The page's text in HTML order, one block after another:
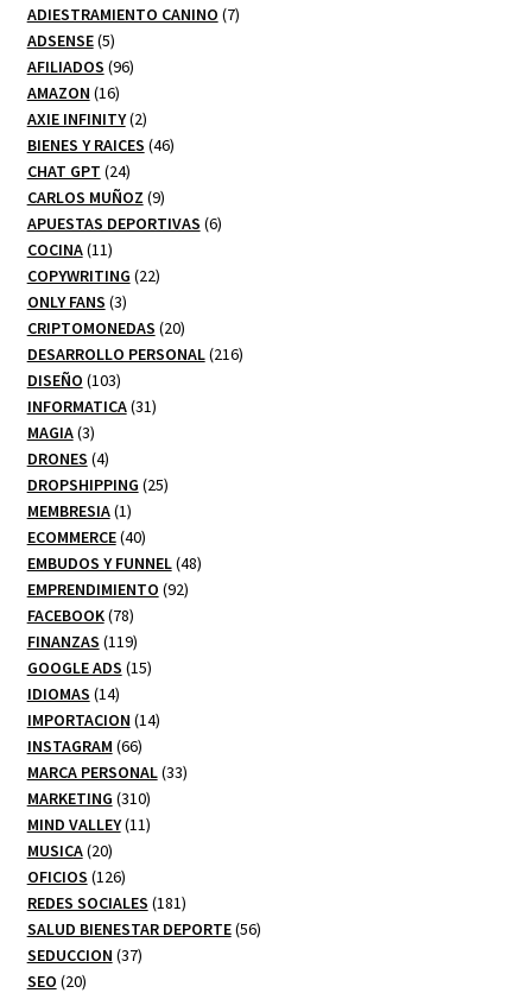
productos
ADIESTRAMIENTO CANINO 77
ADSENSE 55
productos
AFILIADOS 9696
AMAZON 1616
productos
AXIE INFINITY 22
productos
BIENES Y RAICES 4646
CHAT GPT 2424
productos
CARLOS MUÑOZ 99
productos
APUESTAS DEPORTIVAS 66
COCINA 1111
productos
COPYWRITING 2222
ONLY FANS 33
productos
CRIPTOMONEDAS 2020
productos
DESARROLLO PERSONAL 216216
DISEÑO 103103
productos
INFORMATICA 3131
MAGIA 33
productos
DRONES 44
productos
DROPSHIPPING 2525
MEMBRESIA 11
producto
ECOMMERCE 4040
productos
EMBUDOS Y FUNNEL 4848
EMPRENDIMIENTO 9292
FACEBOOK 7878
productos
FINANZAS 119119
productos
GOOGLE ADS 1515
IDIOMAS 1414
productos
IMPORTACION 1414
INSTAGRAM 6666
productos
MARCA PERSONAL 3333
MARKETING 310310
productos
MIND VALLEY 1111
MUSICA 2020
productos
OFICIOS 126126
productos
REDES SOCIALES 181181
productos
SALUD BIENESTAR DEPORTE 5656
SEDUCCION 3737
SEO 2020